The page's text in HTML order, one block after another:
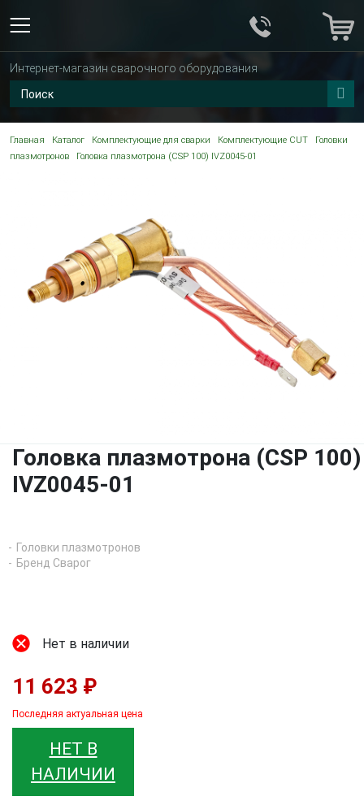
Интернет-магазин сварочного оборудования
Главная Каталог Комплектующие для сварки Комплектующие CUT
Головки
плазмотронов
Головка плазмотрона (CSP 100) IVZ0045-01
Головка плазмотрона (CSP 100)
IVZ0045-01
Головки плазмотронов
Бренд Сварог
Нет в наличии
11 623 ₽
Последняя актуальная цена
НЕТ В
НАЛИЧИИ